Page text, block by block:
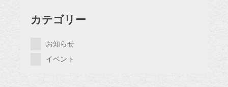
カテゴリー
お知らせ
イベント